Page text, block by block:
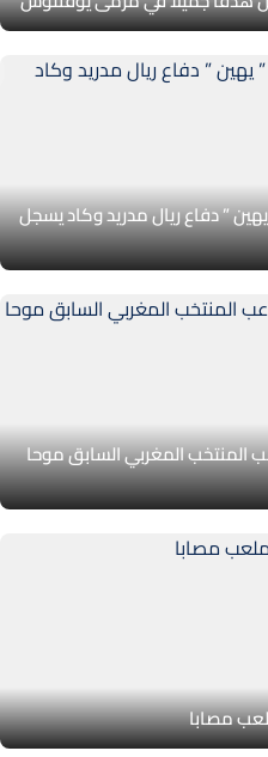
” دفاع ريال مدريد وكاد يسجل
المغربي السابق موحا
مصابا